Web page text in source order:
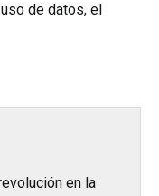
de datos, el
en la